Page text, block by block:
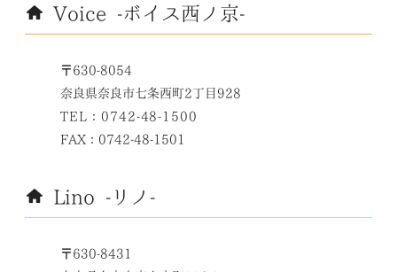
Voice -ボイス西ノ京-
〒630-8054
奈良県奈良市七条西町2丁目928
TEL：0742-48-1500
FAX：0742-48-1501
Lino -リノ-
〒630-8431